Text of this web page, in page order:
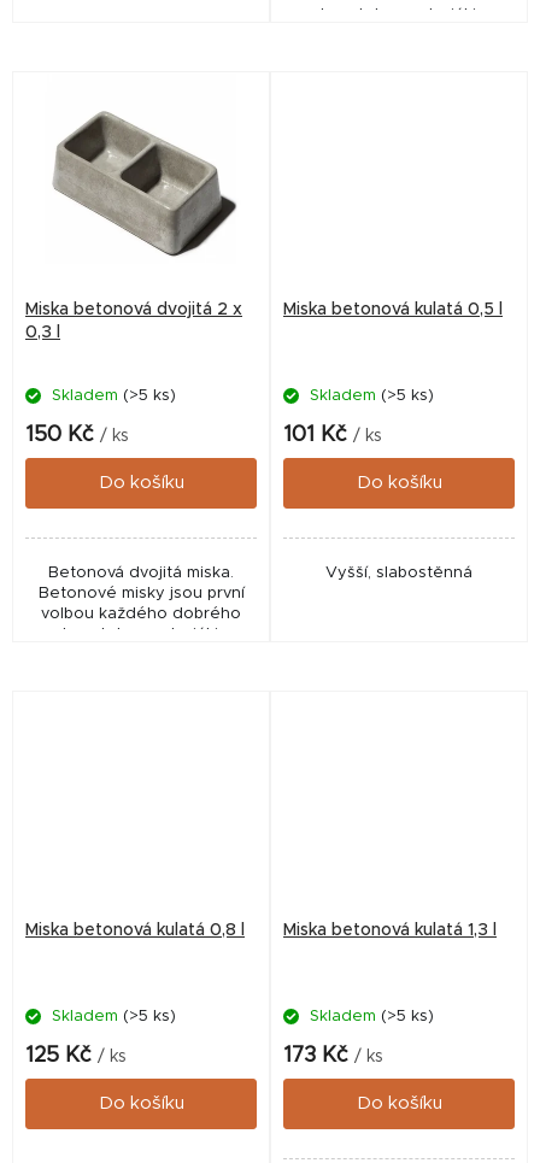
chovatele - materiál je
Miska betonová dvojitá 2 x
0,3 l
Skladem (>5 ks)
150 Kč / ks
Do košíku
Betonová dvojitá miska.
Betonové misky jsou první
volbou každého dobrého
Miska betonová kulatá 0,5 l
Skladem (>5 ks)
101 Kč / ks
Do košíku
Vyšší, slabostěnná
Miska betonová kulatá 0,8 l
Skladem (>5 ks)
125 Kč / ks
Do košíku
Miska betonová kulatá 1,3 l
Skladem (>5 ks)
173 Kč / ks
Do košíku